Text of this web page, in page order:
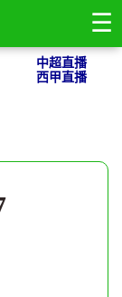
☰
中超直播
西甲直播